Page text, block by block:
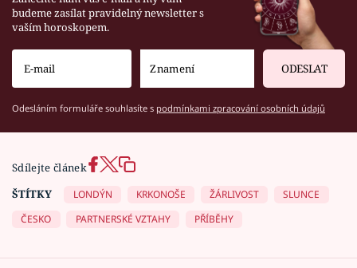
budeme zasílat pravidelný newsletter s
vaším horoskopem.
ODESLAT
Odesláním formuláře souhlasíte s podmínkami zpracování osobních údajů
Sdílejte článek
ŠTÍTKY
LONDÝN KRKONOŠE ŽÁRLIVOST
SLUNCE
ČESKO
PARTNERSKÉ VZTAHY PŘÍBĚHY